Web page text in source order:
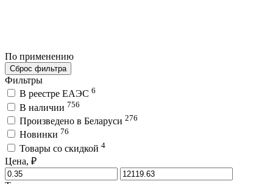
По применению
Сброс фильтра
Фильтры
В реестре ЕАЭС 6
В наличии 756
Произведено в Беларуси 276
Новинки 76
Товары со скидкой 4
Цена, ₽